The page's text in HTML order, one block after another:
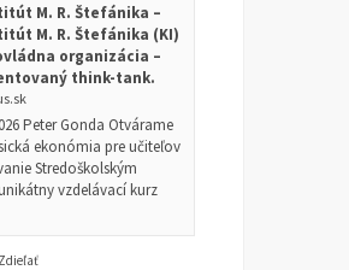
M. R. Štefánika –
M. R. Štefánika (KI)
organizácia –
think-tank.
Peter Gonda Otvárame
ekonómia pre učiteľov
Stredoškolským
vzdelávací kurz
Zdieľať